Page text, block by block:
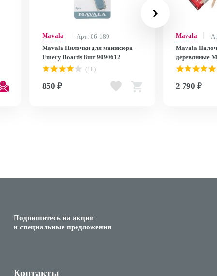
Mavala
Арт: 06-189
Mavala Пилочки для маникюра
Emery Boards 8шт 9090612
(10)
850 ₽
Mavala
Mavala
деревянные
90652 (проф)
2 790 ₽
Подпишитесь на акции
и специальные предложения
Контакты